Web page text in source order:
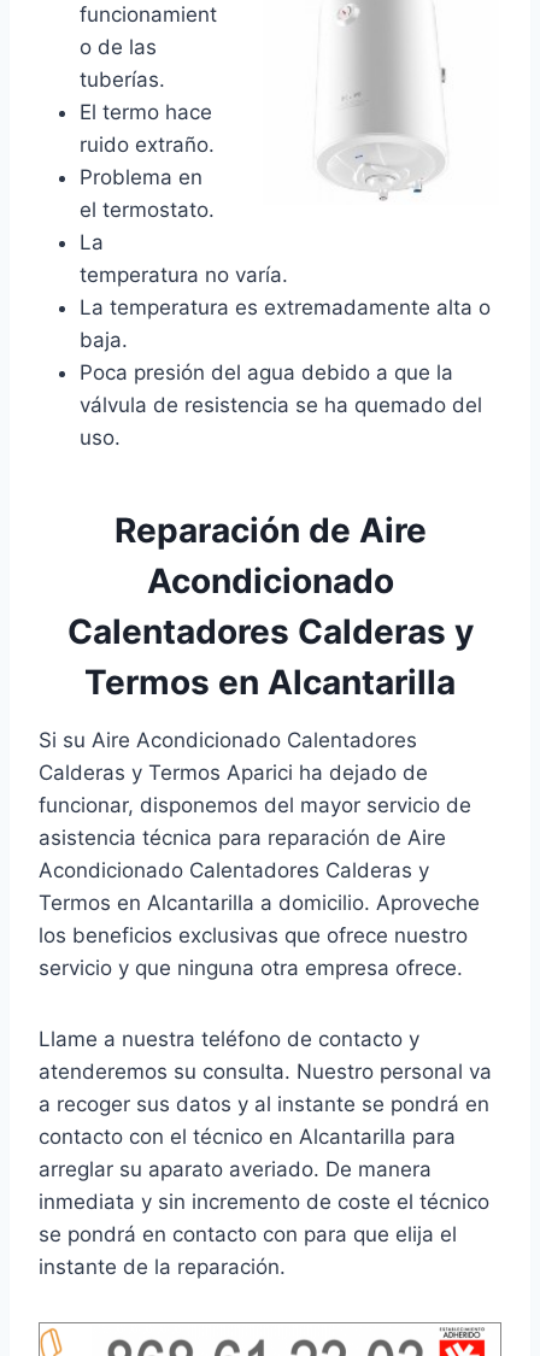
funcionamient
o de las
tuberías.
El termo hace
ruido extraño.
Problema en
el termostato.
La
temperatura no varía.
La temperatura es extremadamente alta o
baja.
Poca presión del agua debido a que la
válvula de resistencia se ha quemado del
uso.
Reparación de Aire
Acondicionado
Calentadores Calderas y
Termos en Alcantarilla
Si su Aire Acondicionado Calentadores
Calderas y Termos Aparici ha dejado de
funcionar, disponemos del mayor servicio de
asistencia técnica para reparación de Aire
Acondicionado Calentadores Calderas y
Termos en Alcantarilla a domicilio. Aproveche
los beneficios exclusivas que ofrece nuestro
servicio y que ninguna otra empresa ofrece.
Llame a nuestra teléfono de contacto y
atenderemos su consulta. Nuestro personal va
a recoger sus datos y al instante se pondrá en
contacto con el técnico en Alcantarilla para
arreglar su aparato averiado. De manera
inmediata y sin incremento de coste el técnico
se pondrá en contacto con para que elija el
instante de la reparación.